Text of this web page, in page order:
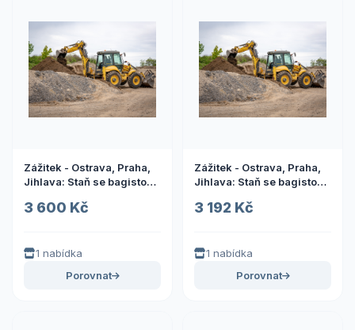
Zážitek - Ostrava, Praha,
Jihlava: Staň se bagistou
Praze? Vyrazte za zážitky
3 600 Kč
1 nabídka
Porovnat
Zážitek - Ostrava, Praha,
Jihlava: Staň se bagistou
Moravskoslezský kraj:
3 192 Kč
1 nabídka
Porovnat